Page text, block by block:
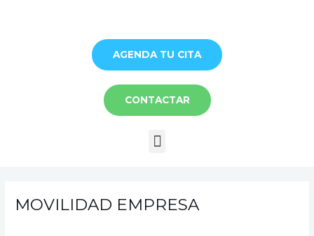
AGENDA TU CITA
CONTACTAR
Menú
MOVILIDAD EMPRESA